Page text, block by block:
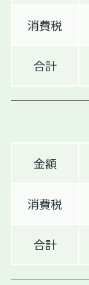
消費税
合計
金額
消費税
合計